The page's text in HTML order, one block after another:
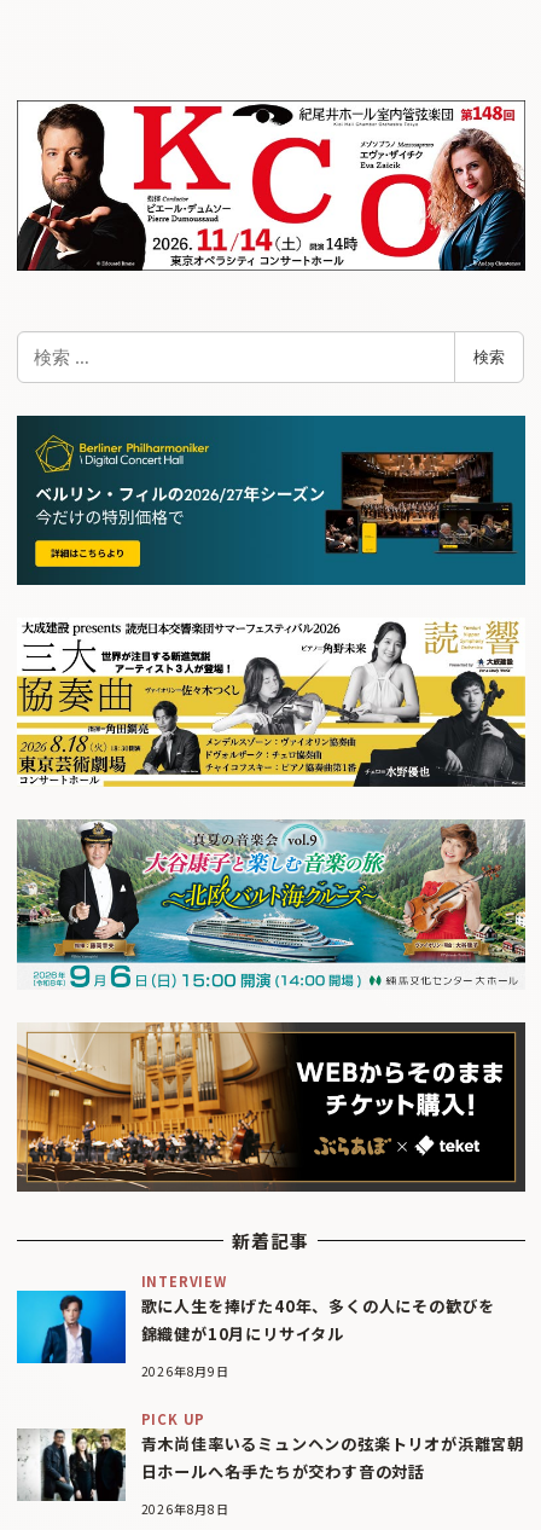
検
検索
新着記事
INTERVIEW
歌に人生を捧げた40年、多くの人にその歓びを
錦織健が10月にリサイタル
2026年8月9日
PICK UP
青木尚佳率いるミュンヘンの弦楽トリオが浜離宮朝
日ホールへ――名手たちが交わす音の対話
2026年8月8日